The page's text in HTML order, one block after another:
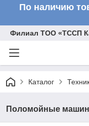
По наличию
Филиал ТОО «ТССП
Каталог
Поломойные